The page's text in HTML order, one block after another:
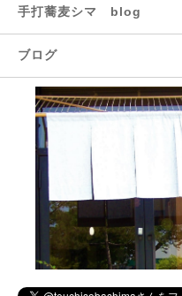
手打蕎麦シマ blog
ブログ